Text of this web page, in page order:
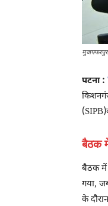
मुजफ्फरपुर
पटना :
बैठक
बैठक में
गया,
के